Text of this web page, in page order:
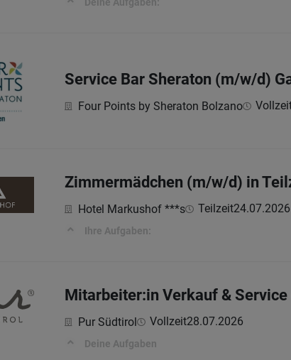
Service Bar Sheraton (m/w/d)
Four Points by Sheraton Bolzano
Zimmermädchen (m/w/d) in
Hotel Markushof ***s Teilzeit24.07.2026
Ihre Aufgaben:
Mitarbeiter:in Verkauf &
Pur Südtirol Vollzeit28.07.2026
Deine Aufgaben